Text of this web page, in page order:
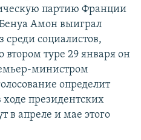
партию Франции
Амон выиграл
социалистов,
туре 29 января он
министром
определит
ходе президентских
в апреле и мае этого